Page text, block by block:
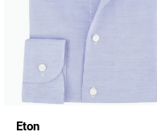
Eton